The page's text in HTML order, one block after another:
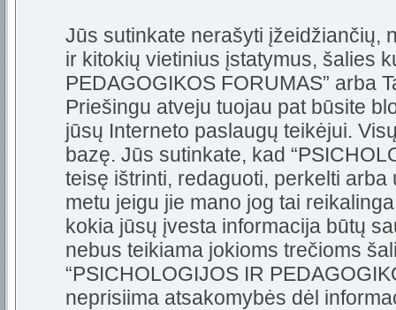
Jūs sutinkate nerašyti įžeidžiančių,
ir kitokių vietinius įstatymus, šalies
PEDAGOGIKOS FORUMAS” arba
Priešingu atveju tuojau pat būsite
jūsų Interneto paslaugų teikėjui.
bazę. Jūs sutinkate, kad
teisę ištrinti, redaguoti, perkelti
metu jeigu jie mano jog tai
kokia jūsų įvesta informacija būtų
nebus teikiama jokioms trečioms
“PSICHOLOGIJOS IR
neprisiima atsakomybės dėl